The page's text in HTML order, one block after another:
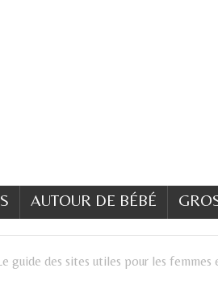
AUTOUR DE BÉBÉ
guide des sites utiles pour les femmes